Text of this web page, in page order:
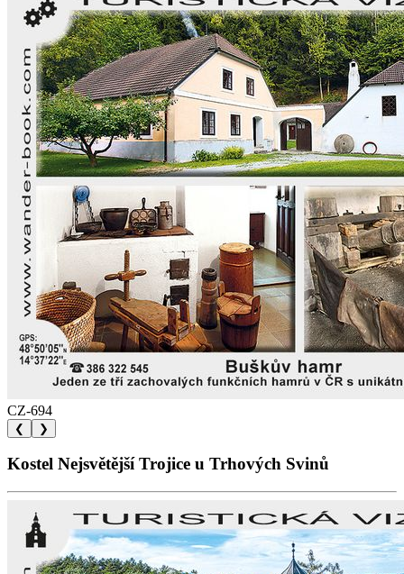
CZ-694
❮ ❯
Kostel Nejsvětější Trojice u Trhových Svinů